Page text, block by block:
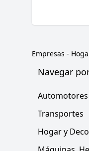
Empresas -
Navegar
Automotores
Transportes
Hogar y